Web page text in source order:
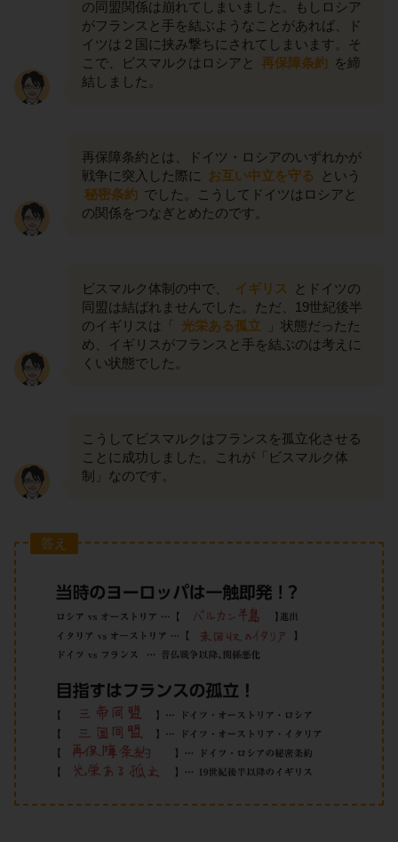
の同盟関係は崩れてしまいました。もしロシア
がフランスと手を結ぶようなことがあれば、ド
イツは２国に挟み撃ちにされてしまいます。そ
こで、ビスマルクはロシアと
再保障条約 を締
結しました。
再保障条約とは、ドイツ・ロシアのいずれかが
戦争に突入した際に
お互い中立を守る
という
秘密条約 でした。こうしてドイツはロシアと
の関係をつなぎとめたのです。
ビスマルク体制の中で、 イギリス
とドイツの
同盟は結ばれませんでした。ただ、19世紀後半
のイギリスは「
光栄ある孤立
」状態だったた
め、イギリスがフランスと手を結ぶのは考えに
くい状態でした。
こうしてビスマルクはフランスを孤立化させる
ことに成功しました。これが「ビスマルク体
制」なのです。
答え